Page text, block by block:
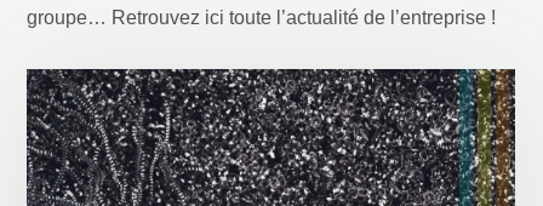
groupe… Retrouvez ici toute l’actualité de l’entreprise !